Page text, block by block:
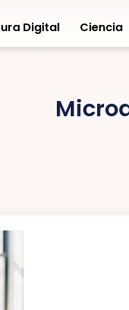
Digital Ciencia